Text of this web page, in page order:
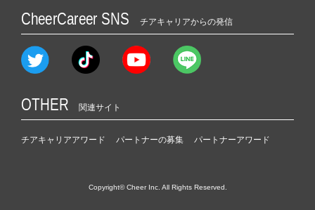
CheerCareer SNS チアキャリアからの発信
OTHER 関連サイト
チアキャリアアワード パートナーの募集 パートナーアワード
Copyright© Cheer Inc. All Rights Reserved.